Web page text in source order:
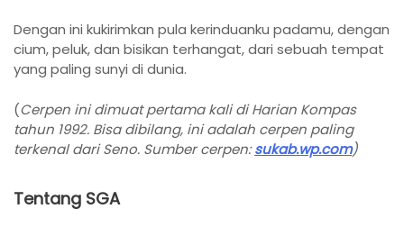
Dengan ini kukirimkan pula kerinduanku padamu, dengan
cium, peluk, dan bisikan terhangat, dari sebuah tempat
yang paling sunyi di dunia.
(Cerpen ini dimuat pertama kali di Harian Kompas
tahun 1992. Bisa dibilang, ini adalah cerpen paling
terkenal dari Seno. Sumber cerpen:sukab.wp.com)
Tentang SGA